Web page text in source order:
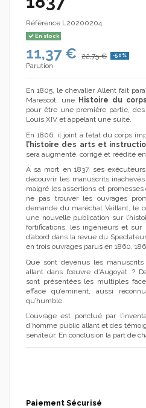
Référence L20200204
En stock
11,37 € 22,75 € -50%
Parution
En 1805, le chevalier Allent fait
Marescot, une Histoire du
pour être une première partie,
Louis XIV et appelant une suite.
En 1806, il joint à l’état du corps
l’histoire des arts et
sera augmenté, corrigé et réédité en
À sa mort en 1837, ses
découvrir les manuscrits
malgré les assertions et
ne pas trouver les ouvrages
demande du maréchal Vaillant, le
une nouvelle publication sur
fortifications, les ingénieurs et sur
d’abord dans la revue du
en trois ouvrages parus en 1860,
Que sont devenus les
allant dans l’œuvre d’Augoyat ?
sont présentées les multiples
effacé qu’éminent, aussi
qu’humble.
L’ouvrage est ponctué par
d’homme public allant et des
serviteur. En conclusion la part de
Paiement Sécurisé